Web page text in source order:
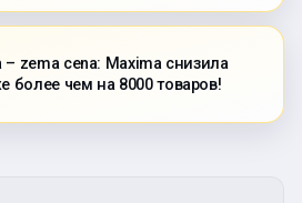
– zema cena: Maxima снизила
более чем на 8000 товаров!